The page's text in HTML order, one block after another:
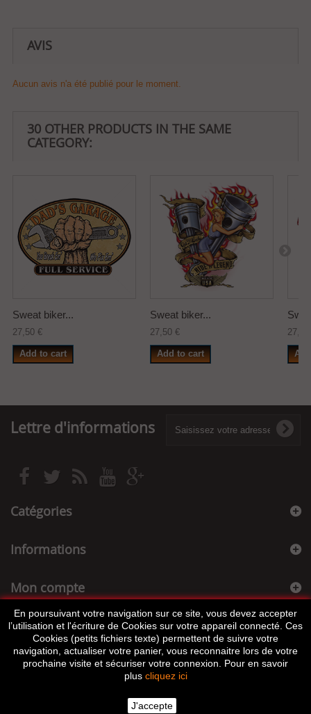
AVIS
Aucun avis n'a été publié pour le moment.
30 OTHER PRODUCTS IN THE SAME
CATEGORY:
Sweat biker...
27,50 €
Add to cart
Sweat biker...
27,50 €
Add to cart
Lettre d'informations
Catégories
Informations
Mon compte
Informations sur votre boutique
En poursuivant votre navigation sur ce site, vous devez accepter
l’utilisation et l'écriture de Cookies sur votre appareil connecté. Ces
Cookies (petits fichiers texte) permettent de suivre votre
navigation, actualiser votre panier, vous reconnaitre lors de votre
prochaine visite et sécuriser votre connexion. Pour en savoir
plus cliquez ici
J'accepte